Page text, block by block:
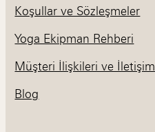
Koşullar ve Sözleşmeler
Yoga Ekipman Rehberi
Müşteri İlişkileri ve İletişim
Blog